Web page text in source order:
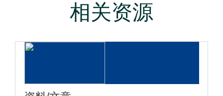
相关资源